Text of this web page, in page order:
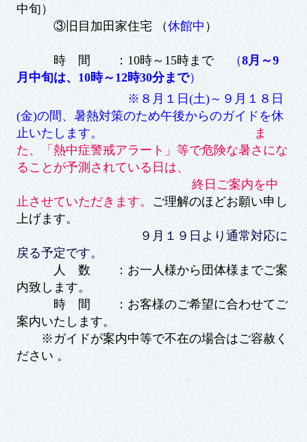
中旬）
③旧目加田家住宅 （休館中 ）
時 間 ：10時～15時まで （8月～9
月中旬は、10時～12時30分まで）
※８月１日(土)～９月１８日
(金)の間、暑熱対策のため午後からのガイドを休
止いたします。
ま
た、「熱中症警戒アラート」等で危険な暑さにな
ることが予測されている日は、
終日ご案内を中
止させていただきます。 ご理解のほどお願い申し
上げます。
９月１９日より通常対応に
戻る予定です。
人 数 ：お一人様から団体様までご案
内致します。
時 間 ：お客様のご希望に合わせてご
案内いたします。
※ガイドが案内中等で不在の場合はご容赦く
ださい 。